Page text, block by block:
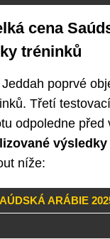
cena
tréninků
poprvé
Třetí
odpoledne před
níže:
ARÁBIE